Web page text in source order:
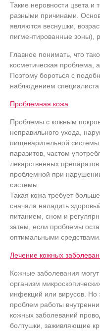
Такие неровности цвета и
разными причинами.
являются веснушки,
пигментированные зоны),
Главное понимать, что
косметическая проблема,
Поэтому бороться с
наблюдением специалиста
Проблемная кожа
Проблемы с кожным
неправильного ухода,
пищеварительной
паразитов, частом
лекарственных
проблемной при
системы.
Такая кожа требует
сначала наладить
питанием, сном и
затем, если проблемы
оптимальными средствами.
Лечение кожных
Кожные заболевания
организм
инфекций или вирусов. Но
проблем работы
кожных заболеваний
болтушки, заживляющие